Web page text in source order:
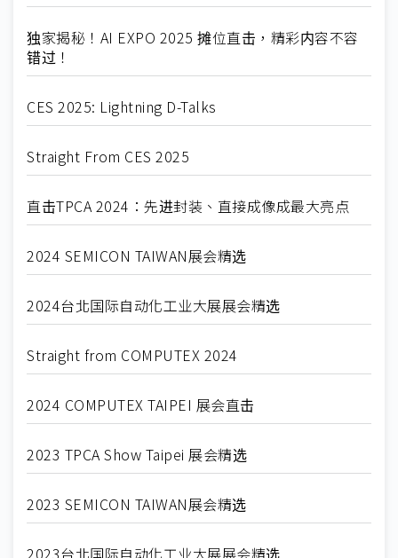
独家揭秘！AI EXPO 2025 摊位直击，精彩内容不容
错过！
CES 2025: Lightning D-Talks
Straight From CES 2025
直击TPCA 2024：先进封装、直接成像成最大亮点
2024 SEMICON TAIWAN展会精选
2024台北国际自动化工业大展展会精选
Straight from COMPUTEX 2024
2024 COMPUTEX TAIPEI 展会直击
2023 TPCA Show Taipei 展会精选
2023 SEMICON TAIWAN展会精选